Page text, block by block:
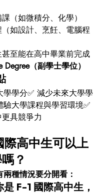
（如微積分、化學）
如設計、烹飪、電腦程
至能在高中畢業前完成
Degree（副學士學位）
學學分✅ 減少未來大學學
驗大學課程與學習環境✅
具競爭力
際高中生可以上
？
種情況要分開看：
F-1 國際高中生，